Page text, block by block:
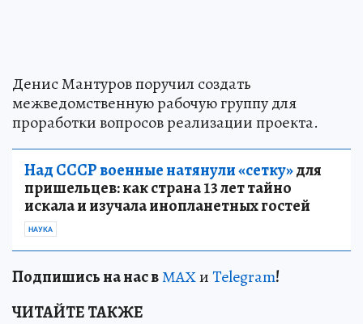
Денис Мантуров поручил создать
межведомственную рабочую группу для
проработки вопросов реализации проекта.
Над СССР военные натянули «сетку»для
пришельцев: как страна 13 лет тайно
искала и изучала инопланетных гостей
НАУКА
Подпишись на нас вМАХиTelegram!
ЧИТАЙТЕ ТАКЖЕ